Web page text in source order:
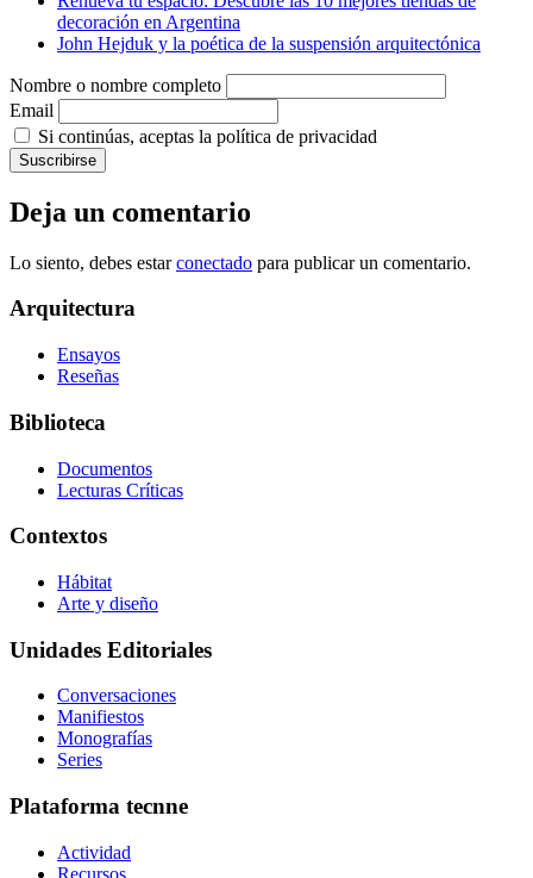
decoración en Argentina
John Hejduk y la poética de la suspensión arquitectónica
Nombre o nombre completo
Email
Si continúas, aceptas la política de privacidad
Deja un comentario
Lo siento, debes estarconectado para publicar un comentario.
Arquitectura
Ensayos
Reseñas
Biblioteca
Documentos
Lecturas Críticas
Contextos
Hábitat
Arte y diseño
Unidades Editoriales
Conversaciones
Manifiestos
Monografías
Series
Plataforma tecnne
Actividad
Recursos